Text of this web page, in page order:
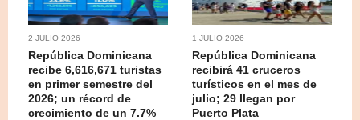
2 JULIO 2026
República Dominicana
recibe 6,616,671 turistas
en primer semestre del
2026; un récord de
crecimiento de un 7.7%
1 JULIO 2026
República Dominicana
recibirá 41 cruceros
turísticos en el mes de
julio; 29 llegan por
Puerto Plata